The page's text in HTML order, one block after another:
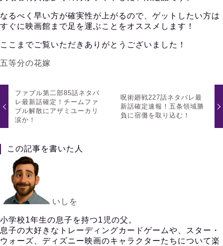
なるべく早い方が確実性が上がるので、ゲットしたい方は
すぐに映画館まで足を運ぶことをオススメします！
ここまでご覧いただきありがとうございました！
五等分の花嫁
ファブル第二部85話ネタバ
レ最新話確定！チームファ
ブル解散にアザミユーカリ
涙か！
呪術廻戦227話ネタバレ最
新話確定速報！五条領域勝
負に宿儺を取り込む！
この記事を書いた人
いしを
小学校1年生の息子を持つ1児の父。
息子の大好きなトレーディングカードゲームや、スター・
ウォーズ、ディズニー映画のキャラクターたちについて楽